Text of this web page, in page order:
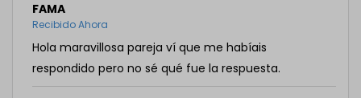
FAMA
Recibido Ahora
Hola maravillosa pareja ví que me habíais
respondido pero no sé qué fue la respuesta.